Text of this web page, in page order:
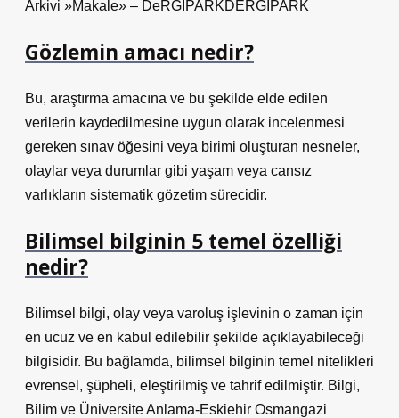
Arkivi »Makale» – DeRGIPARKDERGIPARK
Gözlemin amacı nedir?
Bu, araştırma amacına ve bu şekilde elde edilen
verilerin kaydedilmesine uygun olarak incelenmesi
gereken sınav öğesini veya birimi oluşturan nesneler,
olaylar veya durumlar gibi yaşam veya cansız
varlıkların sistematik gözetim sürecidir.
Bilimsel bilginin 5 temel özelliği
nedir?
Bilimsel bilgi, olay veya varoluş işlevinin o zaman için
en ucuz ve en kabul edilebilir şekilde açıklayabileceği
bilgisidir. Bu bağlamda, bilimsel bilginin temel nitelikleri
evrensel, şüpheli, eleştirilmiş ve tahrif edilmiştir. Bilgi,
Bilim ve Üniversite Anlama-Eskiehir Osmangazi